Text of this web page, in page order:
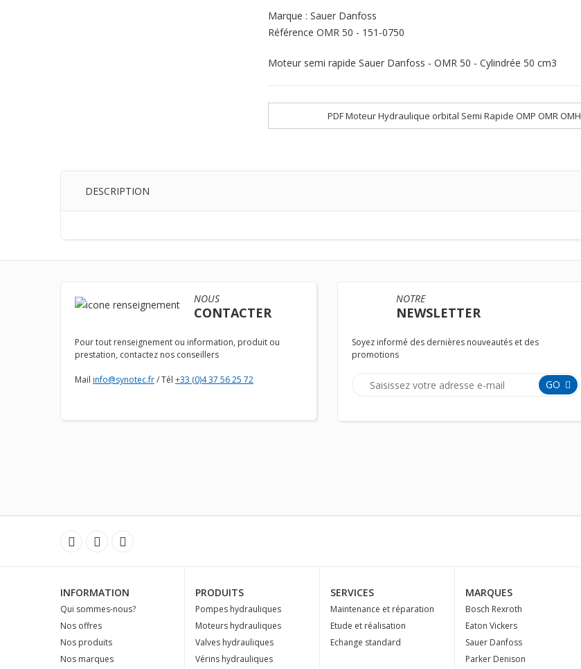
Marque : Sauer Danfoss
Référence OMR 50 - 151-0750
Moteur semi rapide Sauer Danfoss - OMR 50 - Cylindrée 50 cm3
PDF Moteur Hydraulique orbital Semi Rapide OMP OMR OMH
DESCRIPTION
NOUS
CONTACTER
Pour tout renseignement ou information, produit ou
prestation, contactez nos conseillers
Mail info@synotec.fr/ Tél +33 (0)4 37 56 25 72
NOTRE
NEWSLETTER
Soyez informé des dernières nouveautés et des
promotions
GO
INFORMATION
Qui sommes-nous?
Nos offres
Nos produits
Nos marques
PRODUITS
Pompes hydrauliques
Moteurs hydrauliques
Valves hydrauliques
Vérins hydrauliques
SERVICES
Maintenance et réparation
Etude et réalisation
Echange standard
MARQUES
Bosch Rexroth
Eaton Vickers
Sauer Danfoss
Parker Denison